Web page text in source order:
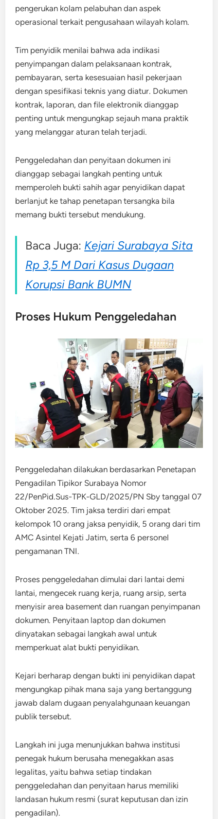
pengerukan kolam pelabuhan dan aspek
operasional terkait pengusahaan wilayah kolam.
Tim penyidik menilai bahwa ada indikasi
penyimpangan dalam pelaksanaan kontrak,
pembayaran, serta kesesuaian hasil pekerjaan
dengan spesifikasi teknis yang diatur. Dokumen
kontrak, laporan, dan file elektronik dianggap
penting untuk mengungkap sejauh mana praktik
yang melanggar aturan telah terjadi.
Penggeledahan dan penyitaan dokumen ini
dianggap sebagai langkah penting untuk
memperoleh bukti sahih agar penyidikan dapat
berlanjut ke tahap penetapan tersangka bila
memang bukti tersebut mendukung.
Baca Juga: Kejari Surabaya Sita
Rp 3,5 M Dari Kasus Dugaan
Korupsi Bank BUMN
Proses Hukum Penggeledahan
Penggeledahan dilakukan berdasarkan Penetapan
Pengadilan Tipikor Surabaya Nomor
22/PenPid.Sus-TPK-GLD/2025/PN Sby tanggal 07
Oktober 2025. Tim jaksa terdiri dari empat
kelompok 10 orang jaksa penyidik, 5 orang dari tim
AMC Asintel Kejati Jatim, serta 6 personel
pengamanan TNI.
Proses penggeledahan dimulai dari lantai demi
lantai, mengecek ruang kerja, ruang arsip, serta
menyisir area basement dan ruangan penyimpanan
dokumen. Penyitaan laptop dan dokumen
dinyatakan sebagai langkah awal untuk
memperkuat alat bukti penyidikan.
Kejari berharap dengan bukti ini penyidikan dapat
mengungkap pihak mana saja yang bertanggung
jawab dalam dugaan penyalahgunaan keuangan
publik tersebut.
Langkah ini juga menunjukkan bahwa institusi
penegak hukum berusaha menegakkan asas
legalitas, yaitu bahwa setiap tindakan
penggeledahan dan penyitaan harus memiliki
landasan hukum resmi (surat keputusan dan izin
pengadilan).